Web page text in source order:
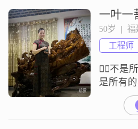
上，我
生活里
家庭。
同时我
两个人
一叶一
50岁  |
工程师
不是
是所有
多，贵
在用心
同，以